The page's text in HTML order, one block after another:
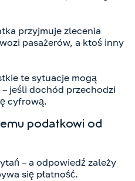
przyjmuje zlecenia
pasażerów, a ktoś inny
te sytuacje mogą
jeśli dochód przechodzi
cyfrową.
podatkowi od
– a odpowiedź zależy
się płatność.